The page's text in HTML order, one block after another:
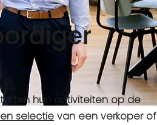
hun activiteiten op de
selectie van een verkoper of